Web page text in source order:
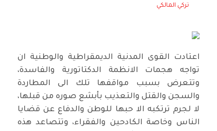
تركي المالكي
اعتادت القوى المدنية الديمقراطية والوطنية ان
تواجه هجمات الانظمة الدكتاتورية والفاسدة،
وتتعرض بسبب مواقفها تلك الى المطاردة
والسجن والقتل والتعذيب بأبشع صوره من قبلها،
لا لجرم ترتكبه الا حبها للوطن والدفاع عن قضايا
الناس وخاصة الكادحين والفقراء، وتتصاعد هذه